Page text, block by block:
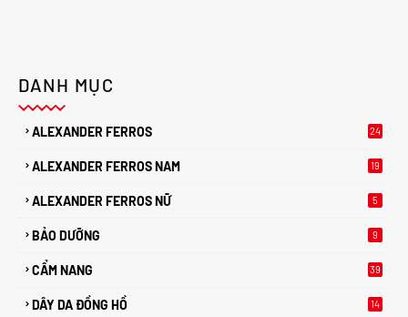
DANH MỤC
ALEXANDER FERROS 24
ALEXANDER FERROS NAM 19
ALEXANDER FERROS NỮ 5
BẢO DƯỠNG 9
CẨM NANG 39
DÂY DA ĐỒNG HỒ 14